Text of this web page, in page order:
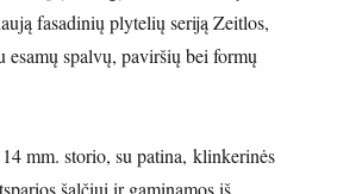
fasadinių plytelių seriją Zeitlos,
esamų spalvų, paviršių bei formų
mm. storio, su patina, klinkerinės
šalčiui ir gaminamos iš